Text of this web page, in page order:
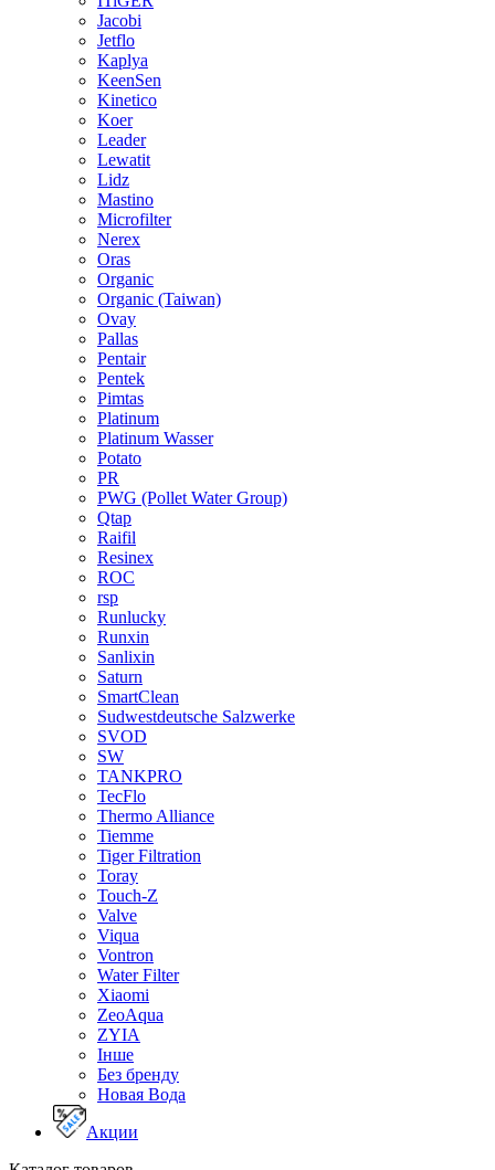
Jacobi
Jetflo
Kaplya
KeenSen
Kinetico
Koer
Leader
Lewatit
Lidz
Mastino
Microfilter
Nerex
Oras
Organic
Organic (Taiwan)
Ovay
Pallas
Pentair
Pentek
Pimtas
Platinum
Platinum Wasser
Potato
PR
PWG (Pollet Water Group)
Qtap
Raifil
Resinex
ROC
rsp
Runlucky
Runxin
Sanlixin
Saturn
SmartClean
Sudwestdeutsche Salzwerke
SVOD
SW
TANKPRO
TecFlo
Thermo Alliance
Tiemme
Tiger Filtration
Toray
Touch-Z
Valve
Viqua
Vontron
Water Filter
Xiaomi
ZeoAqua
ZYIA
Інше
Без бренду
Новая Вода
Акции